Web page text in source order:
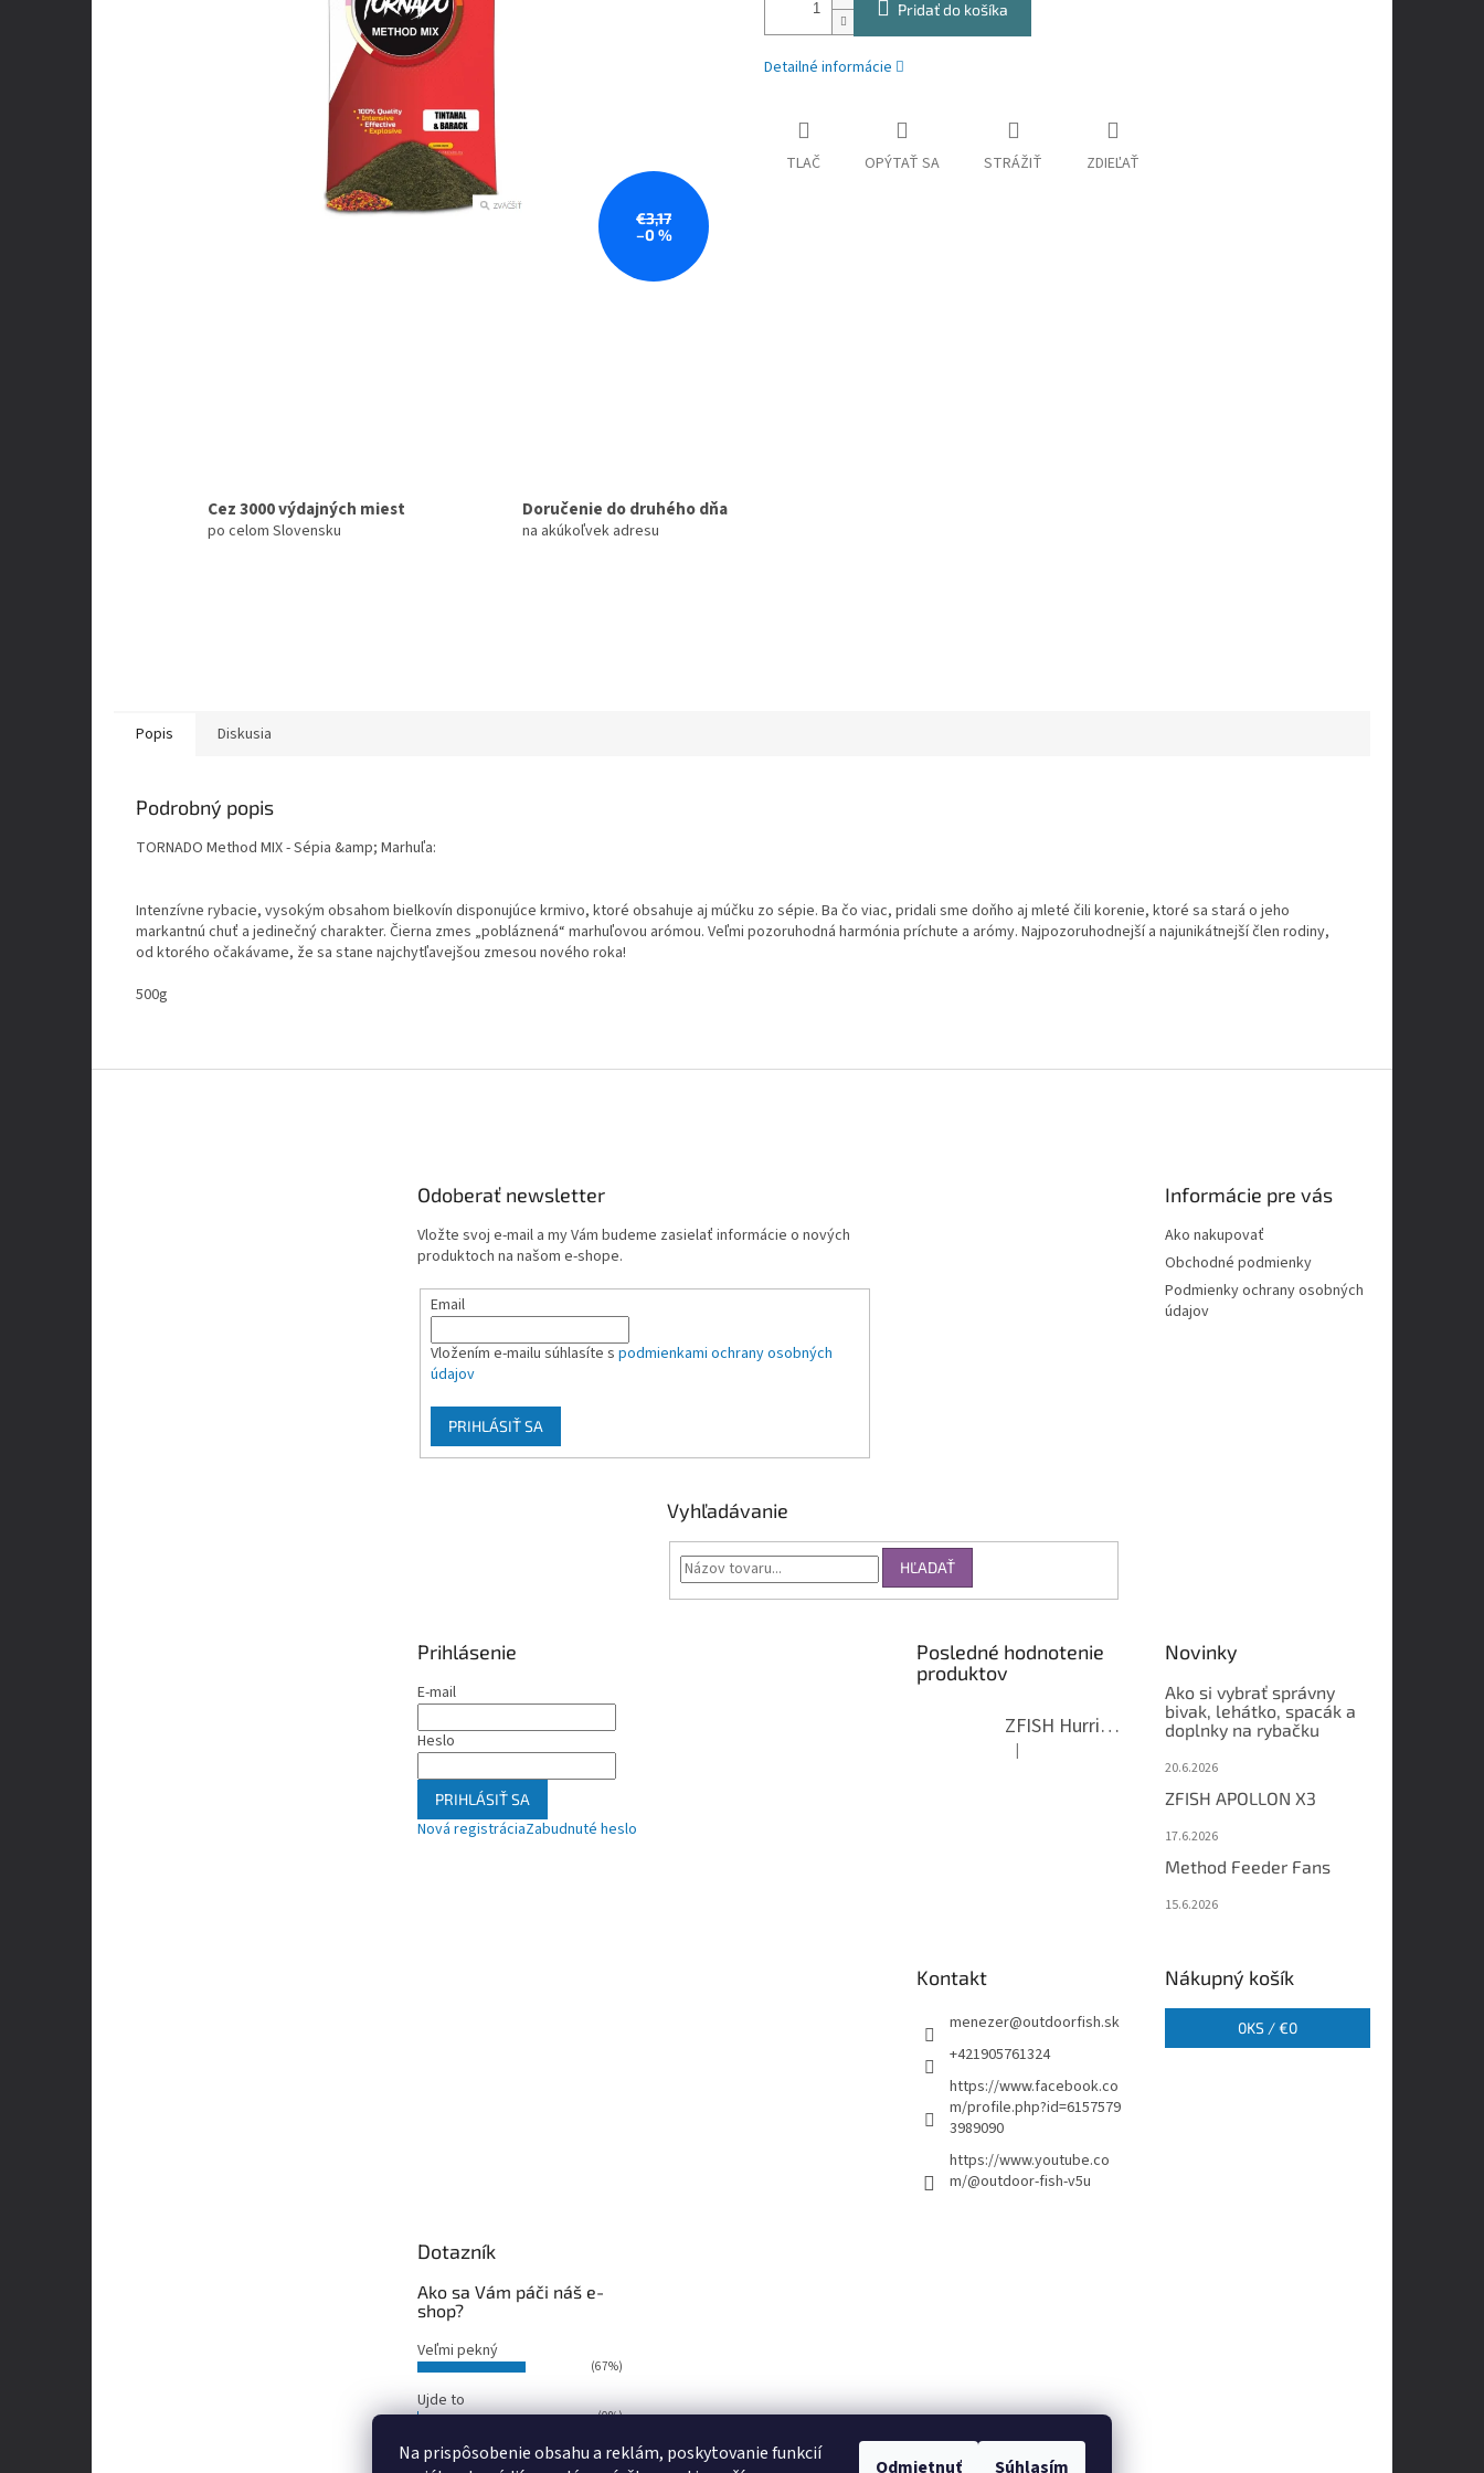
Na prispôsobenie obsahu a reklám, poskytovanie funkcií
Odmietnuť Súhlasím
€3,17
–0 %
Pridať do košíka
Detailné informácie
TLAČ OPÝTAŤ SA STRÁŽIŤ ZDIEĽAŤ
Cez 3000 výdajných miest
po celom Slovensku
Doručenie do druhého dňa
na akúkoľvek adresu
Popis Diskusia
Podrobný popis
TORNADO Method MIX - Sépia &amp; Marhuľa:
Intenzívne rybacie, vysokým obsahom bielkovín disponujúce krmivo, ktoré obsahuje aj múčku zo sépie. Ba čo viac, pridali sme doňho aj mleté čili korenie, ktoré sa stará o jeho
markantnú chuť a jedinečný charakter. Čierna zmes „pobláznená“ marhuľovou arómou. Veľmi pozoruhodná harmónia príchute a arómy. Najpozoruhodnejší a najunikátnejší člen rodiny,
od ktorého očakávame, že sa stane najchytľavejšou zmesou nového roka!
500g
Odoberať newsletter
Vložte svoj e-mail a my Vám budeme zasielať informácie o nových
produktoch na našom e-shope.
Email
Vložením e-mailu súhlasíte s podmienkami ochrany osobných
údajov
PRIHLÁSIŤ SA
Informácie pre vás
Ako nakupovať
Obchodné podmienky
Podmienky ochrany osobných
údajov
Vyhľadávanie
HĽADAŤ
Prihlásenie
E-mail
Heslo
PRIHLÁSIŤ SA
Nová registráciaZabudnuté heslo
Posledné hodnotenie
produktov
ZFISH Hurricane Camo Kreslo
Hodnotenie produktu je 5 z 5 hviezdičiek.
|
Novinky
Ako si vybrať správny
bivak, lehátko, spacák a
doplnky na rybačku
20.6.2026
ZFISH APOLLON X3
17.6.2026
Method Feeder Fans
15.6.2026
Kontakt
menezer@outdoorfish.sk
+421905761324
https://www.facebook.co
m/profile.php?id=6157579
3989090
https://www.youtube.co
m/@outdoor-fish-v5u
Nákupný košík
0KS /€0
Dotazník
Ako sa Vám páči náš e-
shop?
Veľmi pekný
(67%)
Ujde to
(0%)
Nepáči sa mi
(33%)